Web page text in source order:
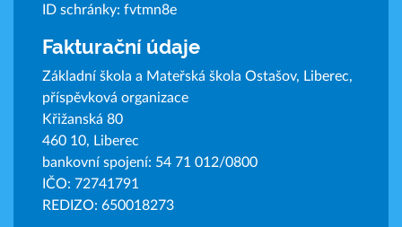
ID schránky: fvtmn8e
Fakturační údaje
Základní škola a Mateřská škola Ostašov, Liberec,
příspěvková organizace
Křižanská 80
460 10, Liberec
bankovní spojení: 54 71 012/0800
IČO: 72741791
REDIZO: 650018273